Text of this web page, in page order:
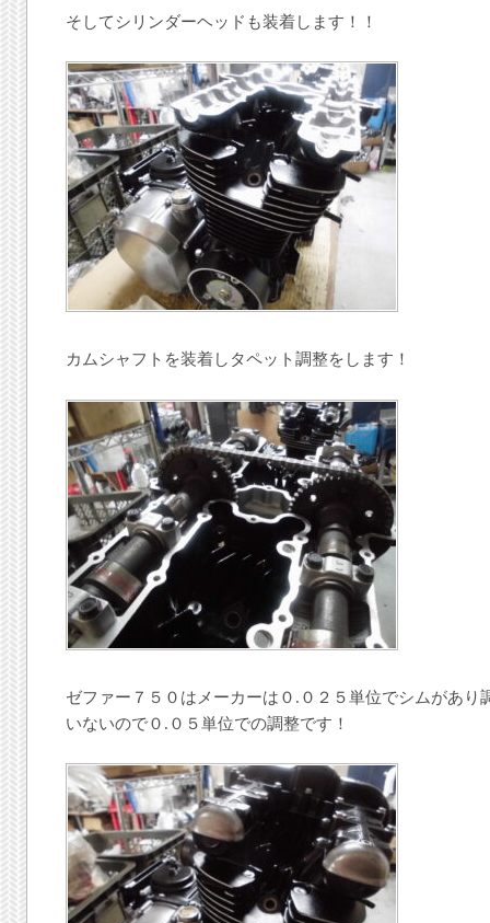
そしてシリンダーヘッドも装着します！！
カムシャフトを装着しタペット調整をします！
ゼファー７５０はメーカーは０.０２５単位でシムがあり
いないので０.０５単位での調整です！